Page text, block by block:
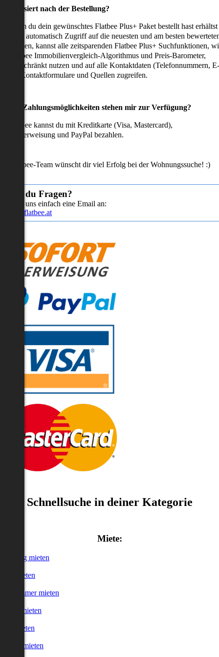
passiert nach der Bestellung?
du dein gewünschtes Flatbee Plus+ Paket bestellt hast erhältst
sofort automatisch Zugriff auf die neuesten und am besten
kannst alle zeitsparenden Flatbee Plus+ Suchfunktionen,
Flatbee Immobilienvergleich-Algorithmus und Preis-Barometer,
nutzen und auf alle Kontaktdaten (Telefonnummern, E-
Kontaktformulare und Quellen zugreifen.
Zahlungsmöglichkeiten stehen mir zur Verfügung?
Flatbee kannst du mit Kreditkarte (Visa, Mastercard),
und PayPal bezahlen.
Flatbee-Team wünscht dir viel Erfolg bei der Wohnungssuche! :)
Hast du Fragen?
Sende uns einfach eine Email an:
info@flatbee.at
Schnellsuche in deiner Kategorie
Miete:
mieten
mieten
Zimmer mieten
mieten
mieten